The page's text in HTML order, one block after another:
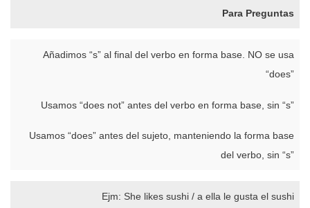
Para Preguntas
Añadimos “s” al final del verbo en forma base. NO se usa
“does”
Usamos “does not” antes del verbo en forma base, sin “s”
Usamos “does” antes del sujeto, manteniendo la forma base
del verbo, sin “s”
Ejm: She likes sushi / a ella le gusta el sushi